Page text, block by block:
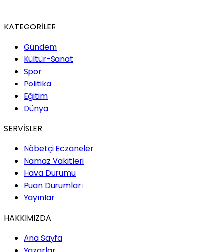
KATEGORİLER
Gündem
Kültür-Sanat
Spor
Politika
Eğitim
Dünya
SERVİSLER
Nöbetçi Eczaneler
Namaz Vakitleri
Hava Durumu
Puan Durumları
Yayınlar
HAKKIMIZDA
Ana Sayfa